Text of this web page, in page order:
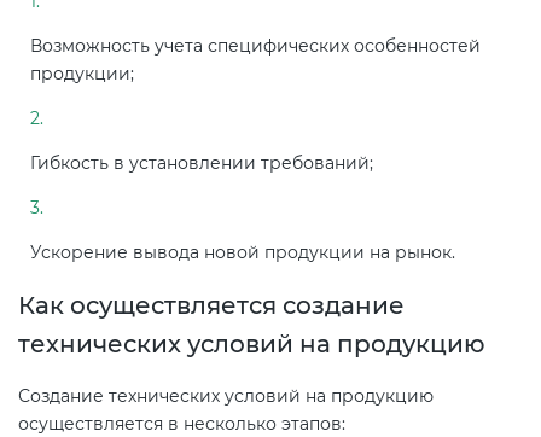
Возможность учета специфических особенностей
продукции;
Гибкость в установлении требований;
Ускорение вывода новой продукции на рынок.
Как осуществляется создание
технических условий на продукцию
Создание технических условий на продукцию
осуществляется в несколько этапов: